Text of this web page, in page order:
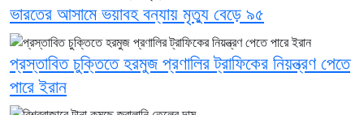
ভারতের আসামে ভয়াবহ বন্যায় মৃত্যু বেড়ে ৯৫
প্রস্তাবিত চুক্তিতে হরমুজ প্রণালির ট্রাফিকের নিয়ন্ত্রণ পেতে
পারে ইরান